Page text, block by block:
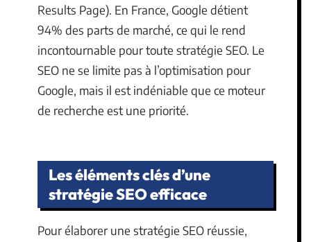
Results Page). En France, Google détient
94% des parts de marché, ce qui le rend
incontournable pour toute stratégie SEO. Le
SEO ne se limite pas à l’optimisation pour
Google, mais il est indéniable que ce moteur
de recherche est une priorité.
Les éléments clés d’une
stratégie SEO efficace
Pour élaborer une stratégie SEO réussie,